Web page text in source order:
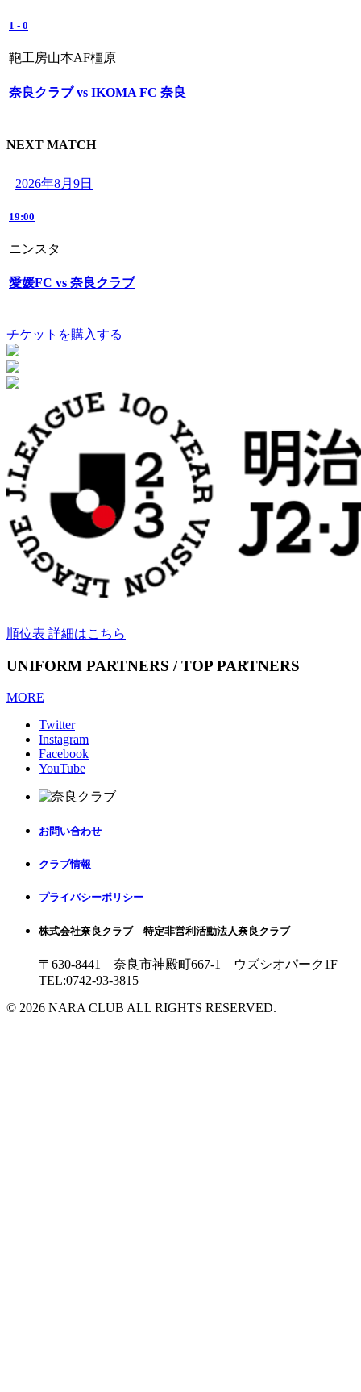
1 - 0
鞄工房山本AF橿原
奈良クラブ vs IKOMA FC 奈良
NEXT MATCH
2026年8月9日
19:00
ニンスタ
愛媛FC vs 奈良クラブ
チケットを購入する
順位表 詳細はこちら
UNIFORM PARTNERS / TOP PARTNERS
MORE
Twitter
Instagram
Facebook
YouTube
お問い合わせ
クラブ情報
プライバシーポリシー
株式会社奈良クラブ 特定非営利活動法人奈良クラブ
〒630-8441 奈良市神殿町667-1
ウズシオパーク1F
TEL:0742-93-3815
© 2026 NARA CLUB ALL RIGHTS RESERVED.